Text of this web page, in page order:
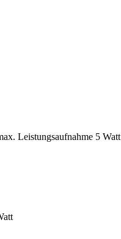
Leistungsaufnahme 5 Watt